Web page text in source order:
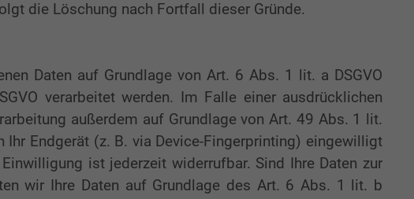
die Löschung nach Fortfall dieser Gründe.
Daten auf Grundlage von Art. 6 Abs. 1 lit. a DSGVO
verarbeitet werden. Im Falle einer ausdrücklichen
außerdem auf Grundlage von Art. 49 Abs. 1 lit.
Endgerät (z. B. via Device-Fingerprinting) eingewilligt
ist jederzeit widerrufbar. Sind Ihre Daten zur
wir Ihre Daten auf Grundlage des Art. 6 Abs. 1 lit. b